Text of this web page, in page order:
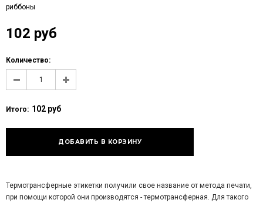
риббоны
102 руб
Количество:
Итого: 102 руб
Термотрансферные этикетки получили свое название от метода печати,
при помощи которой они производятся - термотрансферная. Для такого